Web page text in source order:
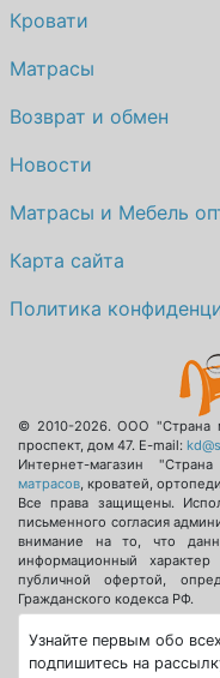
Кровати
Матрасы
Возврат и обмен
Новости
Матрасы и Мебель
Карта сайта
Политика
© 2010-2026.ООО "Страна
проспект, дом 47. E-mail:
Интернет-магазин
матрасов, кроватей,
Все права защищены.
письменного согласия
внимание на то, что
информационный
публичной офертой,
Гражданского кодекса РФ.
Узнайте первым обо
подпишитесь на